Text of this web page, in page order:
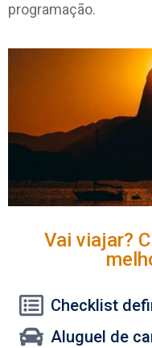
programação.
Vai viajar?
Checklist
Aluguel de